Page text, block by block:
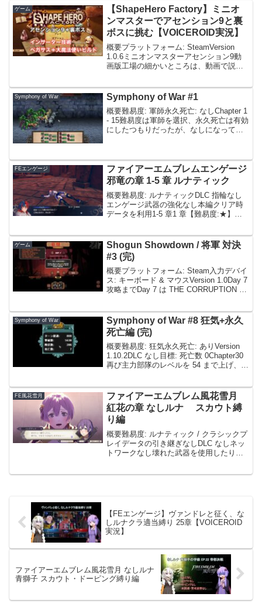
ゲーム
【ShapeHero Factory】ミニオ
ンマスターでアセンション9と裏
ボスに挑む【VOICEROID実況】
概要プラットフォーム: SteamVersion
1.0.6ミニオンマスターアセンション9動
画版工場の細かいところは、動画で説明
使い。アセンション 9 は 4 ...
Symphony of War Symphony of War #1
概要難易度: 軍師永久死亡: なしChapter 1
- 15難易度は軍師を選択、永久死亡は有効
にしたつもりだったが、なしになってい
にロストするオプション。多対多の戦
闘...
FEエンゲージ
ファイアーエムブレムエンゲージ
邪竜の章 1-5 章 ルナティック
概要難易度: ルナティックDLC 指輪なし
エンゲージ武器の強化なし本編クリア時
データを利用1-5 章1 章【難易度:★】出
殺ガチャ要素があるが、短いマップ...
ゲーム
Shogun Showdown / 将軍 対決
#3 (完)
概要プラットフォーム: Steam入力デバイ
ス: キーボード & マウスVersion 1.0Day 7
攻略までDay 7 は THE CORRUPTION IS
Symphony of War
Symphony of War #8 狂気+永久
死亡編 (完)
概要難易度: 狂気永久死亡: ありVersion
1.10.2DLC なし目標: 死亡数 0Chapter30
再び主力部隊のレベルを 54 まで上げ、装
うとう、1T で...
FE風花雪月
ファイアーエムブレム風花雪月
紅花の章 なしルナ スカウト縛
り編
概要難易度: ルナティック / クラシックプ
レイデータの引き継ぎなしDLC なしネッ
トワークなし壊れた武器を使用したり、
【FEエンゲージ】ヴァンドレと征く、な
しルナクラ適当縛り 25章【VOICEROID
実況】
ファイアーエムブレム風花雪月 なしルナ
青獅子 スカウト・ドーピング縛り編